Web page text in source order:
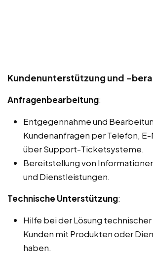
Kundenunterstützung und -
Anfragenbearbeitung:
Entgegennahme und
Kundenanfragen per Telefon,
über Support-Ticketsysteme.
Bereitstellung von
und Dienstleistungen.
Technische Unterstützung:
Hilfe bei der Lösung
Kunden mit Produkten oder
haben.